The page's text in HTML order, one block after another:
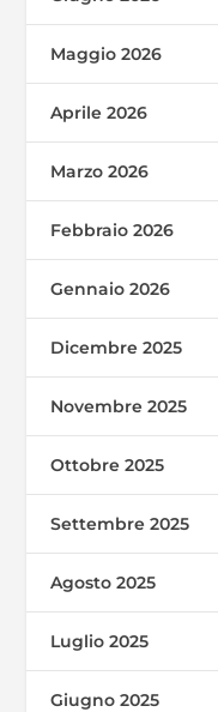
Maggio 2026
Aprile 2026
Marzo 2026
Febbraio 2026
Gennaio 2026
Dicembre 2025
Novembre 2025
Ottobre 2025
Settembre 2025
Agosto 2025
Luglio 2025
Giugno 2025